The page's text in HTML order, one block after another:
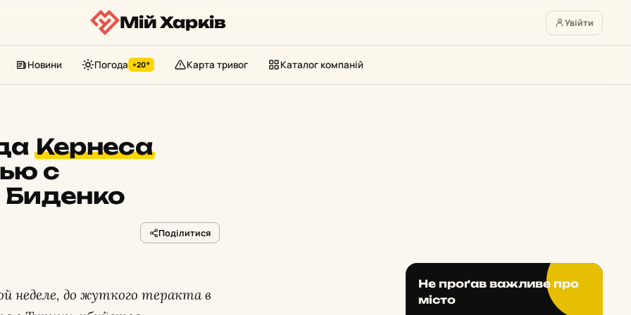
Мій Харків Увійти
Новини Погода +20° Карта тривог Каталог компаній
Кернеса
с
Поділитися
неделе, до жуткого теракта в
Не проґав важливе про
місто